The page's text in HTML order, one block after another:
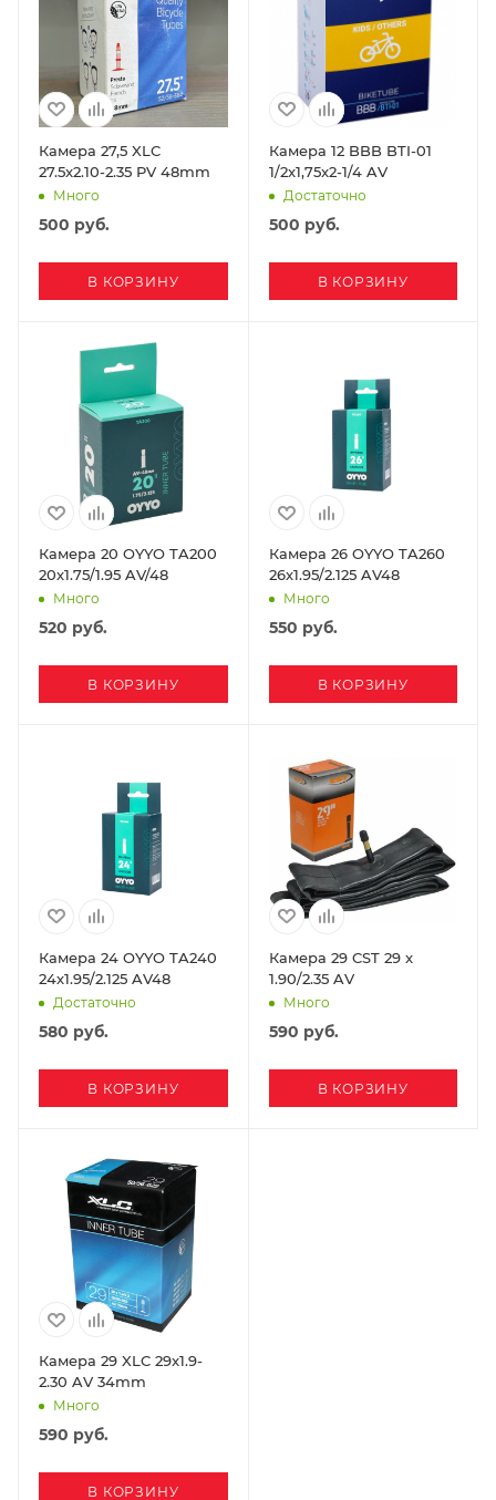
Камера 27,5 XLC
27.5x2.10-2.35 PV 48mm
Много
500 руб.
В КОРЗИНУ
Камера 12 BBB BTI-01
1/2x1,75x2-1/4 AV
Достаточно
500 руб.
В КОРЗИНУ
Камера 20 OYYO TA200
20х1.75/1.95 AV/48
Много
520 руб.
В КОРЗИНУ
Камера 26 OYYO TA260
26х1.95/2.125 AV48
Много
550 руб.
В КОРЗИНУ
Камера 24 OYYO TA240
24х1.95/2.125 AV48
Достаточно
580 руб.
В КОРЗИНУ
Камера 29 CST 29 x
1.90/2.35 AV
Много
590 руб.
В КОРЗИНУ
Камера 29 XLC 29x1.9-
2.30 AV 34mm
Много
590 руб.
В КОРЗИНУ